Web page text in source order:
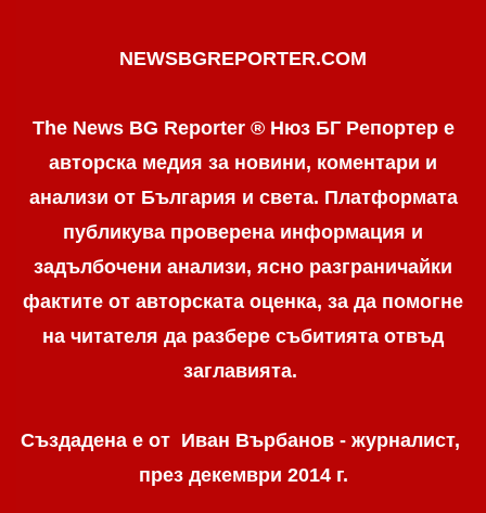
NEWSBGREPORTER.COM
The News BG Reporter ® Нюз БГ Репортер е
авторска медия за новини, коментари и
анализи от България и света. Платформата
публикува проверена информация и
задълбочени анализи, ясно разграничaйки
фактите от авторската оценка, за да помогне
на читателя да разбере събитията отвъд
заглавията.
Създадена е от Иван Върбанов - журналист,
през декември 2014 г.